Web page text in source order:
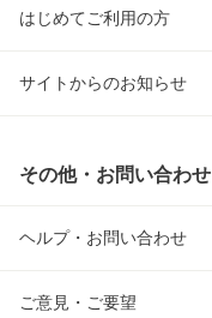
はじめてご利用の方
サイトからのお知らせ
その他・お問い合わせ
ヘルプ・お問い合わせ
ご意見・ご要望